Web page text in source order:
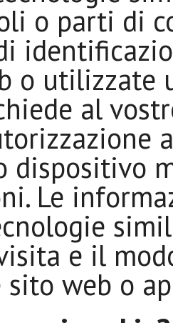
o parti di
o utilizzate
al
dispositivo
Le
e il
web o